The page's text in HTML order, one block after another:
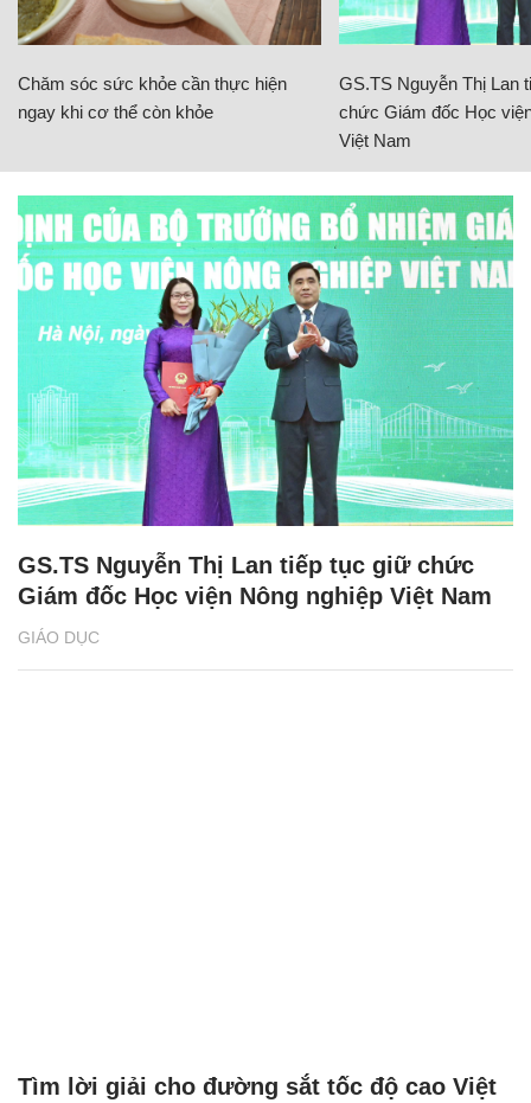
Chăm sóc sức khỏe cần thực hiện
ngay khi cơ thể còn khỏe
GS.TS Nguyễn Thị Lan
chức Giám đốc Học
Việt Nam
GIÁO DỤC
GS.TS Nguyễn Thị Lan tiếp tục giữ chức
Giám đốc Học viện Nông nghiệp Việt Nam
Tìm lời giải cho đường sắt tốc độ cao Việt